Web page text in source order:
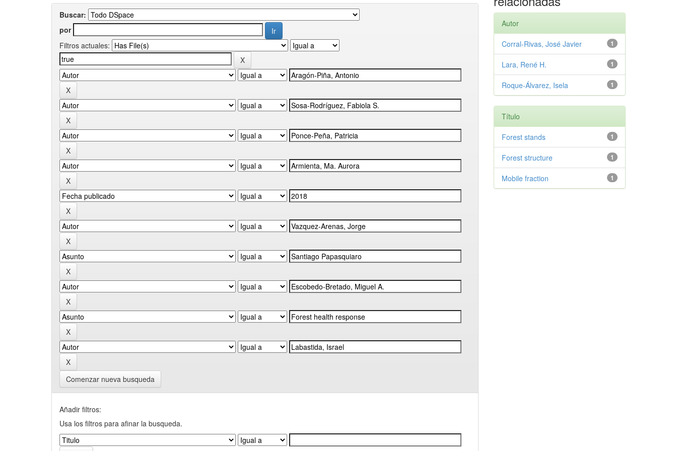
Buscar:
por
Filtros actuales:
Comenzar nueva busqueda
Añadir filtros:
Usa los filtros para afinar la busqueda.
Autor
1
Corral-Rivas, José Javier
1
Lara, René H.
1
Roque-Álvarez, Isela
Título
1
Forest stands
1
Forest structure
1
Mobile fraction